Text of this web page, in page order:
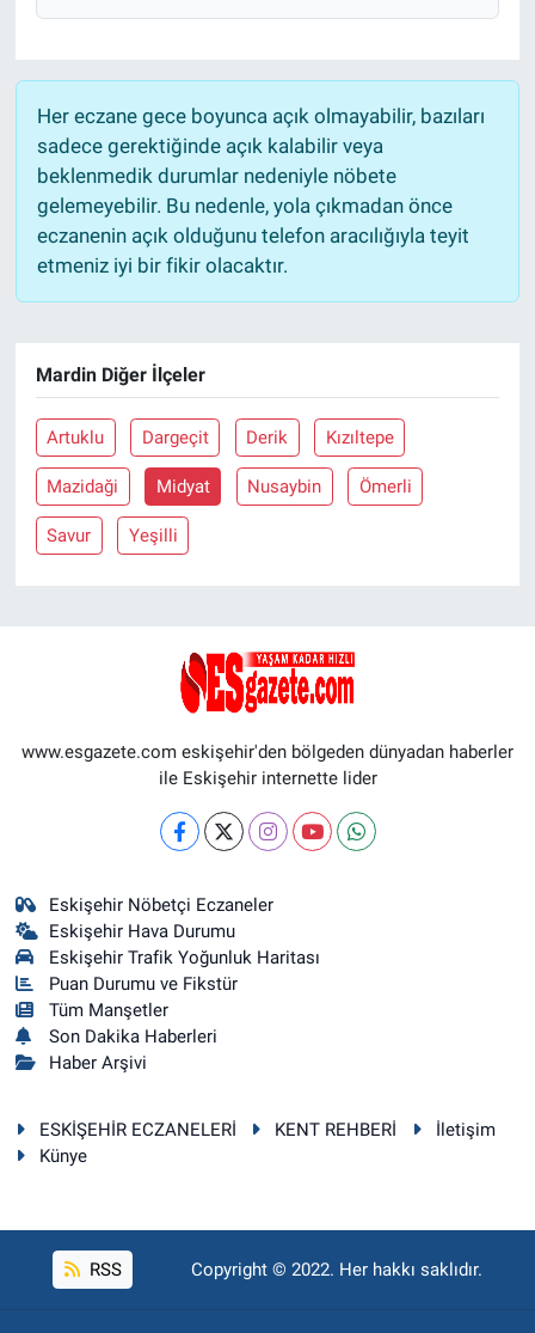
Her eczane gece boyunca açık olmayabilir, bazıları
sadece gerektiğinde açık kalabilir veya
beklenmedik durumlar nedeniyle nöbete
gelemeyebilir. Bu nedenle, yola çıkmadan önce
eczanenin açık olduğunu telefon aracılığıyla teyit
etmeniz iyi bir fikir olacaktır.
Mardin Diğer İlçeler
Artuklu Dargeçit Derik Kızıltepe
Mazidaği Midyat Nusaybin Ömerli
Savur Yeşilli
www.esgazete.com eskişehir'den bölgeden dünyadan haberler
ile Eskişehir internette lider
Eskişehir Nöbetçi Eczaneler
Eskişehir Hava Durumu
Eskişehir Trafik Yoğunluk Haritası
Puan Durumu ve Fikstür
Tüm Manşetler
Son Dakika Haberleri
Haber Arşivi
ESKİŞEHİR ECZANELERİ KENT REHBERİ
İletişim
Künye
RSS Copyright © 2022. Her hakkı saklıdır.
Genel
Çevre
Yerel
Magazin
Bilim ve Teknoloji